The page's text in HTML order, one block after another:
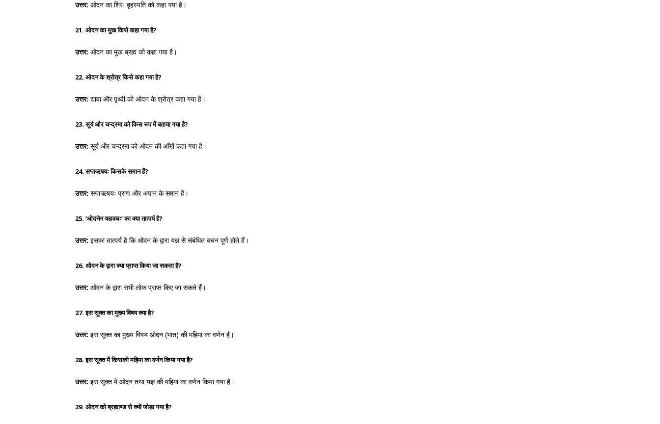
उत्तर: ओदन का शिरः बृहस्पति को कहा गया है।
21. ओदन का मुख किसे कहा गया है?
उत्तर: ओदन का मुख ब्रह्म को कहा गया है।
22. ओदन के श्रोत्र किसे कहा गया है?
उत्तर: द्यावा और पृथ्वी को ओदन के श्रोत्र कहा गया है।
23. सूर्य और चन्द्रमा को किस रूप में बताया गया है?
उत्तर: सूर्य और चन्द्रमा को ओदन की आँखें कहा गया है।
24. सप्तऋषयः किसके समान हैं?
उत्तर: सप्तऋषयः प्राण और अपान के समान हैं।
25. ‘ओदनेन यज्ञवचः’ का क्या तात्पर्य है?
उत्तर: इसका तात्पर्य है कि ओदन के द्वारा यज्ञ से संबंधित वचन पूर्ण होते हैं।
26. ओदन के द्वारा क्या प्राप्त किया जा सकता है?
उत्तर: ओदन के द्वारा सभी लोक प्राप्त किए जा सकते हैं।
27. इस सूक्त का मुख्य विषय क्या है?
उत्तर: इस सूक्त का मुख्य विषय ओदन (भात) की महिमा का वर्णन है।
28. इस सूक्त में किसकी महिमा का वर्णन किया गया है?
उत्तर: इस सूक्त में ओदन तथा यज्ञ की महिमा का वर्णन किया गया है।
29. ओदन को ब्रह्माण्ड से क्यों जोड़ा गया है?